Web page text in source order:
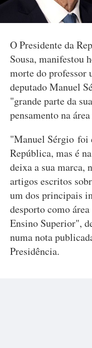
O Presidente da
Sousa, manifestou
morte do professor
deputado Manuel
"grande parte da
pensamento na
"Manuel Sérgio foi
República, mas é
deixa a sua marca,
artigos escritos
um dos principais
desporto como
Ensino Superior",
numa nota
Presidência.